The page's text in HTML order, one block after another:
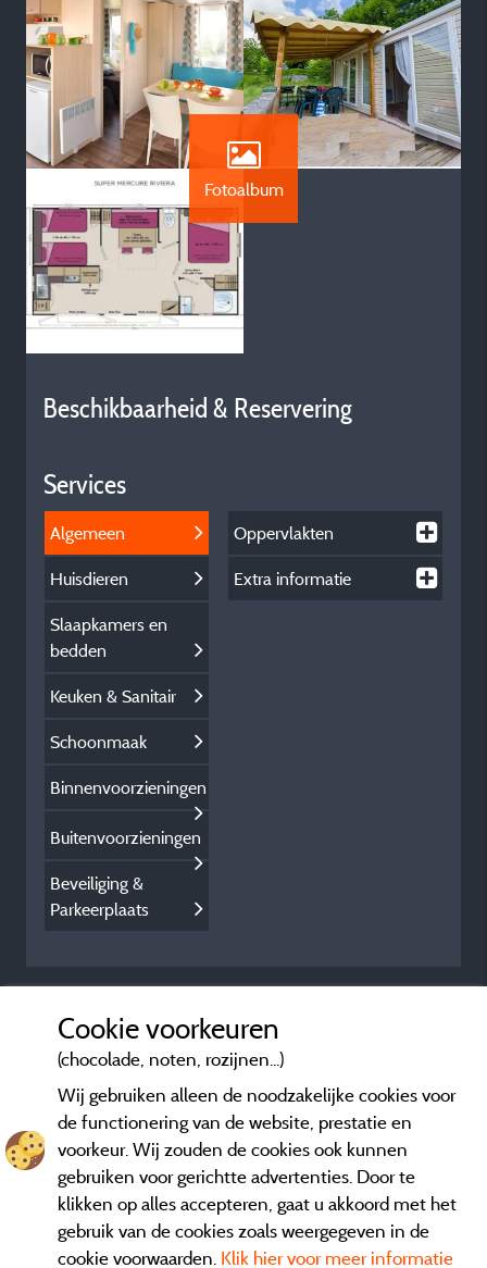
Fotoalbum
Beschikbaarheid & Reservering
Services
Algemeen
Huisdieren
Slaapkamers en
bedden
Keuken & Sanitair
Schoonmaak
Binnenvoorzieningen
Buitenvoorzieningen
Beveiliging &
Parkeerplaats
Oppervlakten
Extra informatie
Cookie voorkeuren
(chocolade, noten, rozijnen...)
Wij gebruiken alleen de noodzakelijke cookies voor
de functionering van de website, prestatie en
voorkeur. Wij zouden de cookies ook kunnen
gebruiken voor gerichtte advertenties. Door te
klikken op alles accepteren, gaat u akkoord met het
gebruik van de cookies zoals weergegeven in de
cookie voorwaarden. Klik hier voor meer informatie